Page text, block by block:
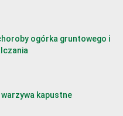
ogórka gruntowego i
kapustne